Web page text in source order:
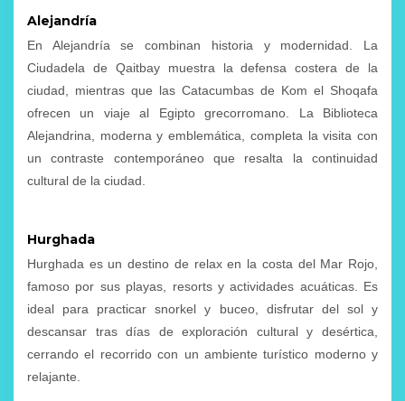
Alejandría
En Alejandría se combinan historia y modernidad. La
Ciudadela de Qaitbay muestra la defensa costera de la
ciudad, mientras que las Catacumbas de Kom el Shoqafa
ofrecen un viaje al Egipto grecorromano. La Biblioteca
Alejandrina, moderna y emblemática, completa la visita con
un contraste contemporáneo que resalta la continuidad
cultural de la ciudad.
Hurghada
Hurghada es un destino de relax en la costa del Mar Rojo,
famoso por sus playas, resorts y actividades acuáticas. Es
ideal para practicar snorkel y buceo, disfrutar del sol y
descansar tras días de exploración cultural y desértica,
cerrando el recorrido con un ambiente turístico moderno y
relajante.